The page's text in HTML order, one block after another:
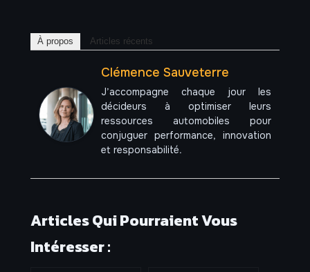
À propos Articles récents
Clémence Sauveterre
J’accompagne chaque jour les
décideurs à optimiser leurs
ressources automobiles pour
conjuguer performance, innovation
et responsabilité.
Articles Qui Pourraient Vous
Intéresser :